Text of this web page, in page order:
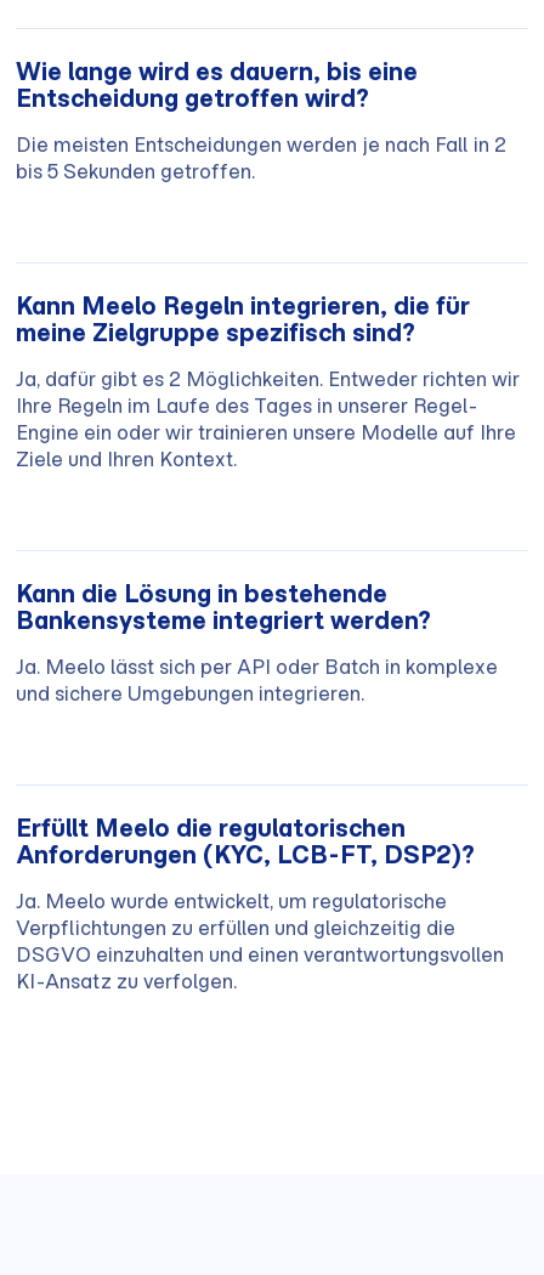
Wie lange wird es dauern, bis eine
Entscheidung getroffen wird?
Die meisten Entscheidungen werden je nach Fall in 2
bis 5 Sekunden getroffen.
Kann Meelo Regeln integrieren, die für
meine Zielgruppe spezifisch sind?
Ja, dafür gibt es 2 Möglichkeiten. Entweder richten wir
Ihre Regeln im Laufe des Tages in unserer Regel-
Engine ein oder wir trainieren unsere Modelle auf Ihre
Ziele und Ihren Kontext.
Kann die Lösung in bestehende
Bankensysteme integriert werden?
Ja. Meelo lässt sich per API oder Batch in komplexe
und sichere Umgebungen integrieren.
Erfüllt Meelo die regulatorischen
Anforderungen (KYC, LCB-FT, DSP2)?
Ja. Meelo wurde entwickelt, um regulatorische
Verpflichtungen zu erfüllen und gleichzeitig die
DSGVO einzuhalten und einen verantwortungsvollen
KI-Ansatz zu verfolgen.